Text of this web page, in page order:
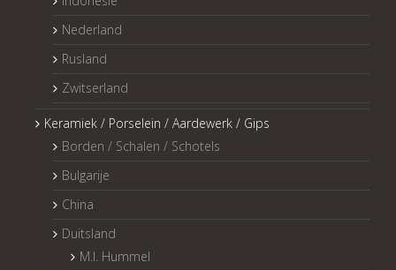
Nederland
Rusland
Zwitserland
Keramiek / Porselein / Aardewerk / Gips
Borden / Schalen / Schotels
Bulgarije
China
Duitsland
M.I. Hummel